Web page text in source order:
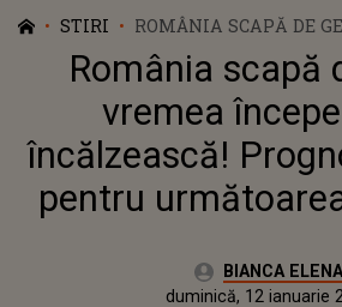
STIRI
ROMÂNIA SCAPĂ DE
ÎNCEPE SĂ SE
METEO PENTRU
România scapă
vremea
încălzească!
pentru
Autor:BIANCA ELENA
vineri, 12 ianuarie 2024Actualizat:
duminică, 12 ianuarie